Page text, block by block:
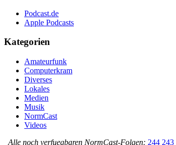
Podcast.de
Apple Podcasts
Kategorien
Amateurfunk
Computerkram
Diverses
Lokales
Medien
Musik
NormCast
Videos
Alle noch verfuegbaren NormCast-Folgen: 244 243